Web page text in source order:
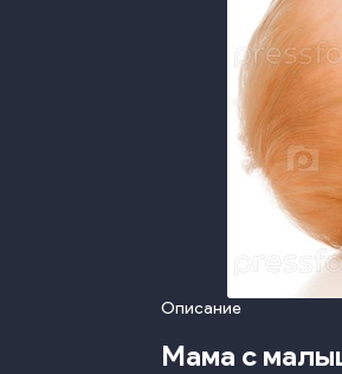
Описание
Мама с